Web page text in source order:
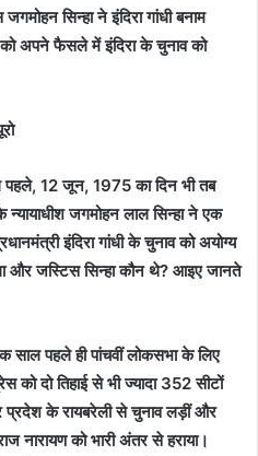
सिन्हा ने इंदिरा गांधी बनाम
अपने फैसले में इंदिरा के चुनाव को
पहले, 12 जून, 1975 का दिन भी तब
न्यायाधीश जगमोहन लाल सिन्हा ने एक
इंदिरा गांधी के चुनाव को अयोग्य
और जस्टिस सिन्हा कौन थे? आइए जानते
साल पहले ही पांचवीं लोकसभा के लिए
को दो तिहाई से भी ज्यादा 352 सीटों
प्रदेश के रायबरेली से चुनाव लड़ीं और
नारायण को भारी अंतर से हराया।